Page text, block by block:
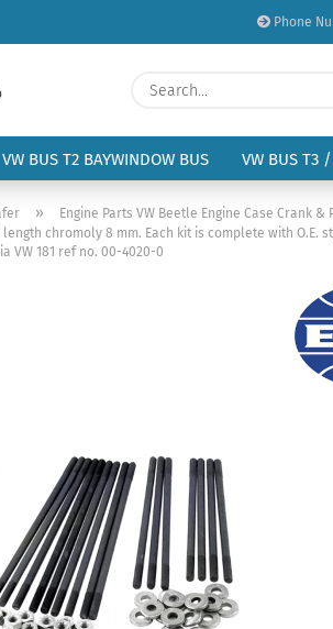
Phone
VW BUS T2 BAYWINDOW BUS VW BUS T3
» Engine Parts VW Beetle Engine Case Crank &
chromoly 8 mm. Each kit is complete with O.E.
VW 181 ref no. 00-4020-0